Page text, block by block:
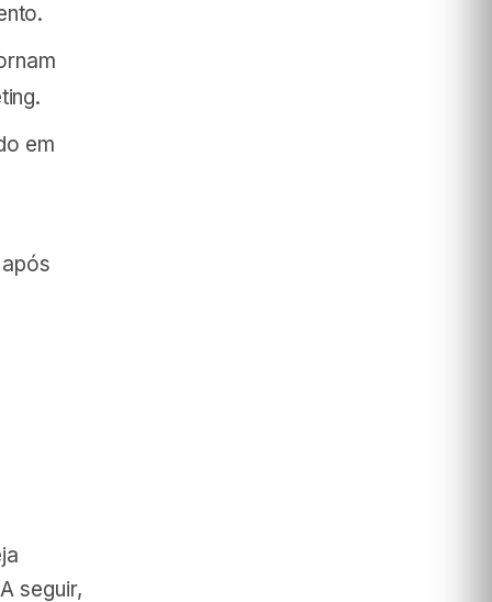
em
seguir,